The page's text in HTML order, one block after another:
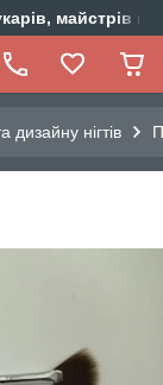
майстрів
нігтів